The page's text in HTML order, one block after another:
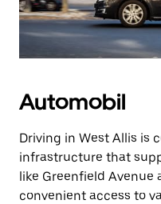
Automobil
Driving in West Allis is
infrastructure that
like Greenfield Avenue
convenient access to